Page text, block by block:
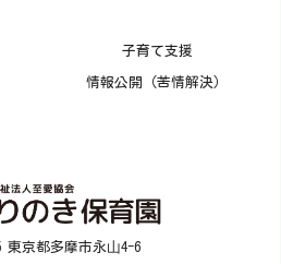
子育て支援
情報公開（苦情解決）
東京都多摩市永⼭4-6